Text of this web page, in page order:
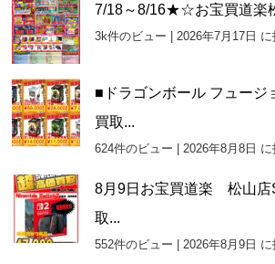
7/18～8/16★☆お宝買道楽
3k件のビュー 2026年7月17日
■ドラゴンボール フュージ
買取...
624件のビュー 2026年8月8日
8月9日お宝買道楽 松山店
取...
552件のビュー 2026年8月9日